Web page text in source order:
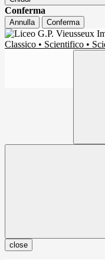
Conferma
Annulla Conferma
Classico • Scientifico •
close